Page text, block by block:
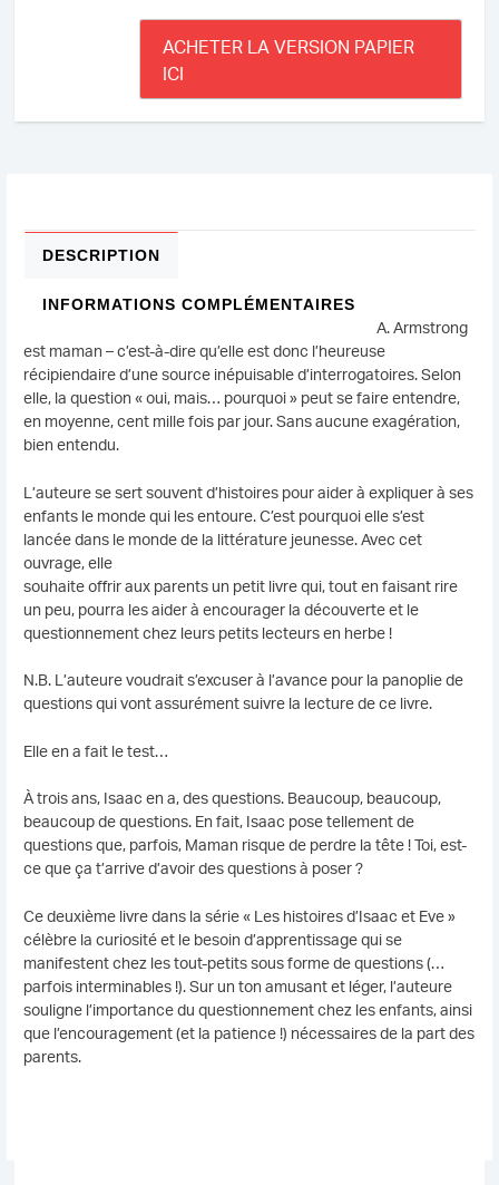
ACHETER LA VERSION PAPIER
ICI
DESCRIPTION
INFORMATIONS COMPLÉMENTAIRES
A. Armstrong
est maman – c’est-à-dire qu’elle est donc l’heureuse
récipiendaire d’une source inépuisable d’interrogatoires. Selon
elle, la question « oui, mais… pourquoi » peut se faire entendre,
en moyenne, cent mille fois par jour. Sans aucune exagération,
bien entendu.
L’auteure se sert souvent d’histoires pour aider à expliquer à ses
enfants le monde qui les entoure. C’est pourquoi elle s’est
lancée dans le monde de la littérature jeunesse. Avec cet
ouvrage, elle
souhaite offrir aux parents un petit livre qui, tout en faisant rire
un peu, pourra les aider à encourager la découverte et le
questionnement chez leurs petits lecteurs en herbe !
N.B. L’auteure voudrait s’excuser à l’avance pour la panoplie de
questions qui vont assurément suivre la lecture de ce livre.
Elle en a fait le test…
À trois ans, Isaac en a, des questions. Beaucoup, beaucoup,
beaucoup de questions. En fait, Isaac pose tellement de
questions que, parfois, Maman risque de perdre la tête ! Toi, est-
ce que ça t’arrive d’avoir des questions à poser ?
Ce deuxième livre dans la série « Les histoires d’Isaac et Eve »
célèbre la curiosité et le besoin d’apprentissage qui se
manifestent chez les tout-petits sous forme de questions (…
parfois interminables !). Sur un ton amusant et léger, l’auteure
souligne l’importance du questionnement chez les enfants, ainsi
que l’encouragement (et la patience !) nécessaires de la part des
parents.